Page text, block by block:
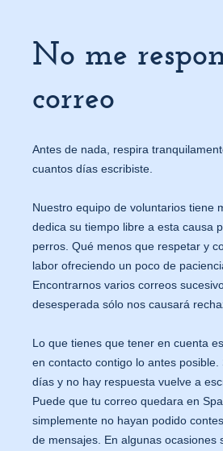
No me
correo
Antes de nada, respira
cuantos días escribiste.
Nuestro equipo de voluntarios tiene
dedica su tiempo libre a esta causa
perros. Qué menos que respetar y
labor ofreciendo un poco de
Encontrarnos varios correos
desesperada sólo nos causará
Lo que tienes que tener en cuenta
en contacto contigo lo antes
días y no hay respuesta vuelve a
Puede que tu correo quedara en
simplemente no hayan podido
de mensajes. En algunas ocasiones